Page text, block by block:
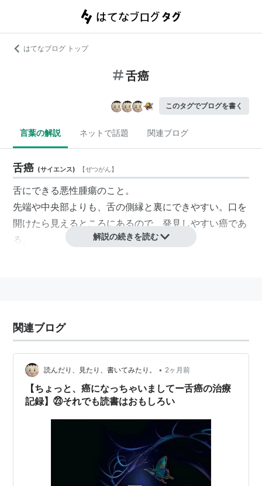
はてなブログ トップ
舌癌
このタグでブログを書く
言葉の解説 ネットで話題 関連ブログ
舌癌 (サイエンス) 【ぜつがん】
舌にできる悪性腫瘍のこと。
先端や中央部よりも、舌の側縁と裏にできやすい。口を
開けたら見えるところにあるので、発見しやすい癌であ
る。
はっきりとしたことは明らかになっていないが、喫煙、
飲酒、慢性的な刺激（歯、入れ歯、舌ピアスなど）、不
衛生な腔内環境などがあげられている。
症状
初期症状としては舌（特に側縁や舌の裏）にしこりのよ
うなものができるものが典型的。白い斑点ができたり表
面がざらついたりする。
進行すると、ただれ、痛み、出血、口臭、嚥下障害など
の症状も見られるようになる。頸部リンパ節へ転移する
解説の続きを読む
関連ブログ
読んだり、見たり、書いてみたり。 • 2ヶ月前
【ちょっと、癌になっちゃいましてー舌癌の治療
記録】㉓それでも読書はおもしろい